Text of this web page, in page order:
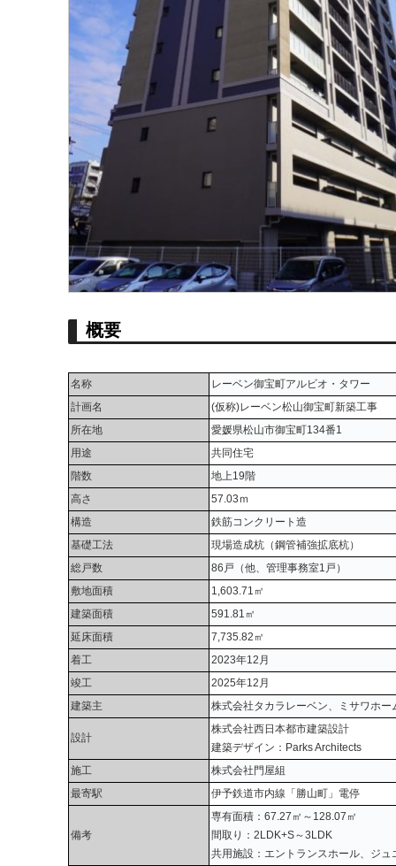
概要
名称
レーベン御宝町アルビオ・タワー
計画名
(仮称)レーベン松山御宝町新築工事
所在地
愛媛県松山市御宝町134番1
用途
共同住宅
階数
地上19階
高さ
57.03ｍ
構造
鉄筋コンクリート造
基礎工法
現場造成杭（鋼管補強拡底杭）
総戸数
86戸（他、管理事務室1戸）
敷地面積
1,603.71㎡
建築面積
591.81㎡
延床面積
7,735.82㎡
着工
2023年12月
竣工
2025年12月
建築主
株式会社タカラレーベン、ミサワホ
設計
株式会社西日本都市建築設計
建築デザイン：Parks Architects
施工
株式会社門屋組
最寄駅
伊予鉄道市内線「勝山町」電停
備考
専有面積：67.27㎡～128.07㎡
間取り：2LDK+S～3LDK
共用施設：エントランスホール、ジ